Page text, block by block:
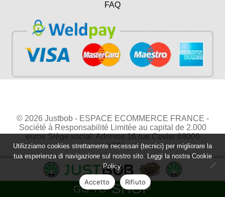
FAQ
GO TO SHOP
© 2026 Justbob - ESPACE ECOMMERCE FRANCE -
Société à Responsabilité Limitée au capital de 2.000
euros Siège social: Adresse 16 rue Cuvier 69006
LYON
Utilizziamo cookies strettamente necessari (tecnici) per migliorare la
tua esperienza di navigazione sul nostro sito. Leggi la nostra Cookie
Policy.
Accetto Rifiuto